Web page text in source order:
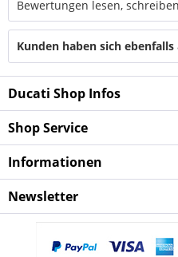
Bewertungen lesen,
Kunden haben sich ebenfalls
Ducati Shop Infos
Shop Service
Informationen
Newsletter